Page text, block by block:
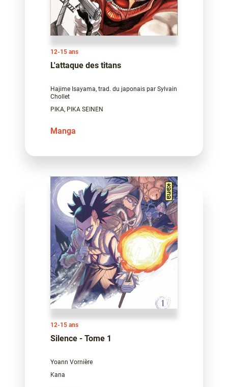
12-15 ans
L'attaque des titans
Hajime Isayama, trad. du japonais par Sylvain
Chollet
PIKA, PIKA SEINEN
Manga
12-15 ans
Silence - Tome 1
Yoann Vornière
Kana